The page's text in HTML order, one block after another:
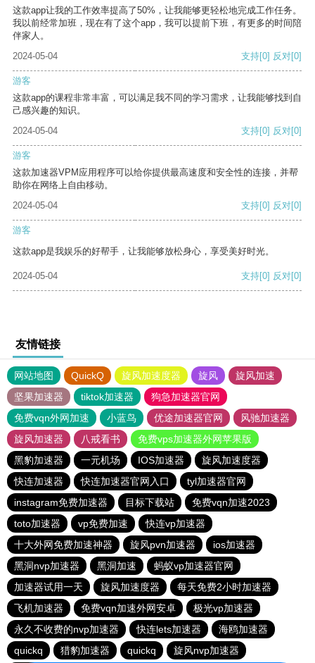
这款app让我的工作效率提高了50%，让我能够更轻松地完成工作任务。
我以前经常加班，现在有了这个app，我可以提前下班，有更多的时间陪
伴家人。
2024-05-04
支持[0] 反对[0]
游客
这款app的课程非常丰富，可以满足我不同的学习需求，让我能够找到自
己感兴趣的知识。
2024-05-04
支持[0] 反对[0]
游客
这款加速器VPM应用程序可以给你提供最高速度和安全性的连接，并帮
助你在网络上自由移动。
2024-05-04
支持[0] 反对[0]
游客
这款app是我娱乐的好帮手，让我能够放松身心，享受美好时光。
2024-05-04 支持[0] 反对[0]
友情链接
网站地图 QuickQ 旋风加速度器 旋风
旋风加速
坚果加速器
tiktok加速器
狗急加速器官网
免费vqn外网加速
小蓝鸟 优途加速器官网
风驰加速器
旋风加速器
八戒看书
免费vps加速器外网苹果版
黑豹加速器
一元机场 IOS加速器
旋风加速度器
快连加速器
快连加速器官网入口
tyl加速器官网
instagram免费加速器
目标下载站
免费vqn加速2023
toto加速器
vp免费加速
快连vp加速器
十大外网免费加速神器
旋风pvn加速器
ios加速器
黑洞nvp加速器
黑洞加速
蚂蚁vp加速器官网
加速器试用一天
旋风加速度器
每天免费2小时加速器
飞机加速器
免费vqn加速外网安卓
极光vp加速器
永久不收费的nvp加速器
快连lets加速器
海鸥加速器
quickq
猎豹加速器 quickq 旋风nvp加速器